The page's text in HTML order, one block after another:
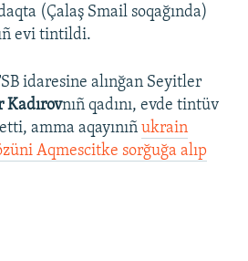
(Çalaş Smail soqağında)
evi tintildi.
idaresine alınğan Seyitler
Kadırovnıñ qadını, evde tintüv
amma aqayınıñ ukrain
Aqmescitke sorğuğa alıp